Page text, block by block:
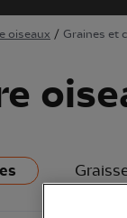
oiseaux / Graines